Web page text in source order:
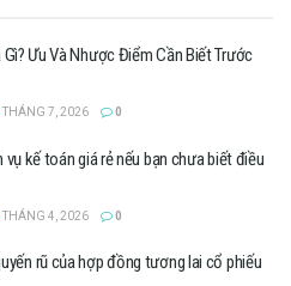
Gì? Ưu Và Nhược Điểm Cần Biết Trước
THÁNG 7, 2026 0
kế toán giá rẻ nếu bạn chưa biết điều
THÁNG 4, 2026 0
rũ của hợp đồng tương lai cổ phiếu